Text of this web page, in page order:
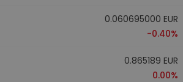
0.060695000 EUR
-0.40%
0.865189 EUR
0.00%